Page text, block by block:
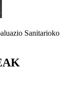
Sanitarioko